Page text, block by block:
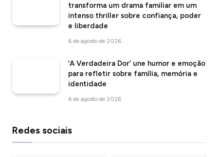
transforma um drama familiar em um
intenso thriller sobre confiança, poder
e liberdade
6 de agosto de 2026
‘A Verdadeira Dor’ une humor e emoção
para refletir sobre família, memória e
identidade
6 de agosto de 2026
Redes sociais